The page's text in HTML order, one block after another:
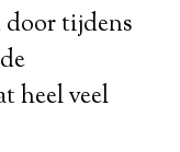
door tijdens
heel veel